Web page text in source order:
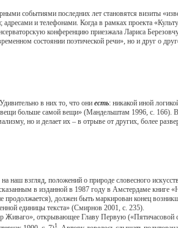
событиями последних лет становятся визиты
и телефонами. Когда в рамках проекта
конференцию приезжала Лариса
состоянии поэтической речи», но и друг о
в них то, что они есть: никакой иной
вещи больше самой вещи» (Мандельштам 1996, с. 166).
но и делает их – в отрыве от других, более
наш взгляд, положений о природе словесного
в изданной в 1987 году в Амстердаме книге
продолжается), должен быть маркирован конец
единицы текста» (Смирнов 2001, с. 235).
Живаго», открывающее Главу Первую («Пятичасовой
1